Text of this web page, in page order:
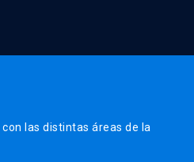
las distintas áreas de la